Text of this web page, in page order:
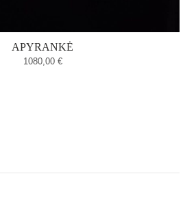
APYRANKĖ
1080,00 €